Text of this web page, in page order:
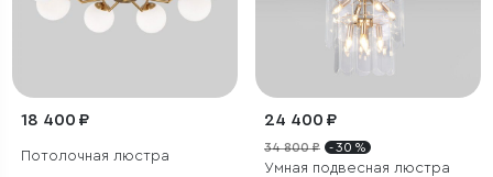
18 400 ₽
Потолочная люстра
24 400 ₽
34 800 ₽ - 30 %
Умная подвесная люстра